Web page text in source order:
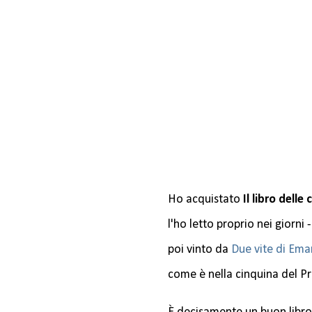
Ho acquistato
Il libro delle
l'ho letto proprio nei giorni
poi vinto da Due vite di
come è nella cinquina del